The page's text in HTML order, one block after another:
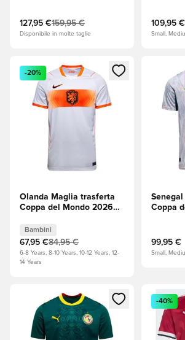
127,95 €159,95 €
Disponibile in molte taglie
109,95 €
Small,
Apre una finestra modale per
-20%
Olanda Maglia trasferta
Coppa del Mondo 2026
Bambini
67,95 €84,95 €
6-8 Years, 8-10 Years, 10-12 Years, 12-
14 Years
Apre
Coppa
99,95 €
Small,
Apre una finestra modale per Apre
-40%